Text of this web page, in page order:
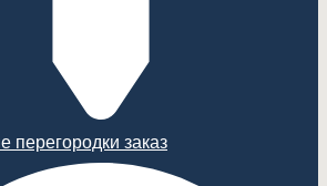
перегородки заказ